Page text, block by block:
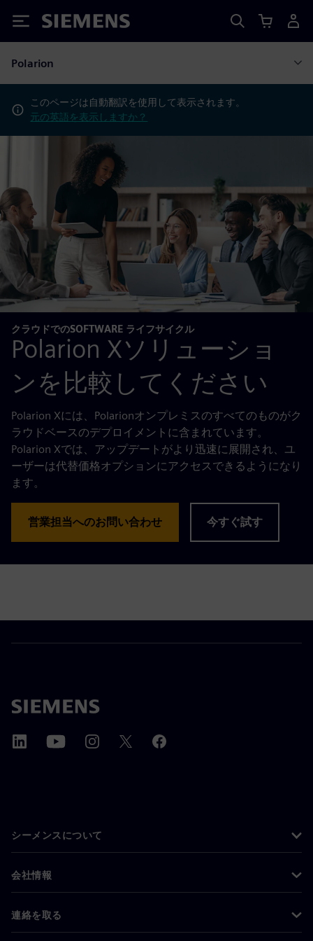
Siemens
Polarion
このページは自動翻訳を使用して表示されます。
元の英語を表示しますか？
クラウドでのSOFTWARE ライフサイクル
Polarion Xソリューショ
ンを比較してください
Polarion Xには、Polarionオンプレミスのすべてのものがク
ラウドベースのデプロイメントに含まれています。
Polarion Xでは、アップデートがより迅速に展開され、ユ
ーザーは代替価格オプションにアクセスできるようになり
ます。
営業担当へのお問い合わせ 今すぐ試す
シーメンスについて
会社情報
連絡を取る